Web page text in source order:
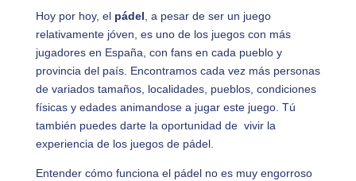
Hoy por hoy, el pádel , a pesar de ser un juego
relativamente jóven, es uno de los juegos con más
jugadores en España, con fans en cada pueblo y
provincia del país. Encontramos cada vez más personas
de variados tamaños, localidades, pueblos, condiciones
físicas y edades animandose a jugar este juego. Tú
también puedes darte la oportunidad de vivir la
experiencia de los juegos de pádel.
Entender cómo funciona el pádel no es muy engorroso